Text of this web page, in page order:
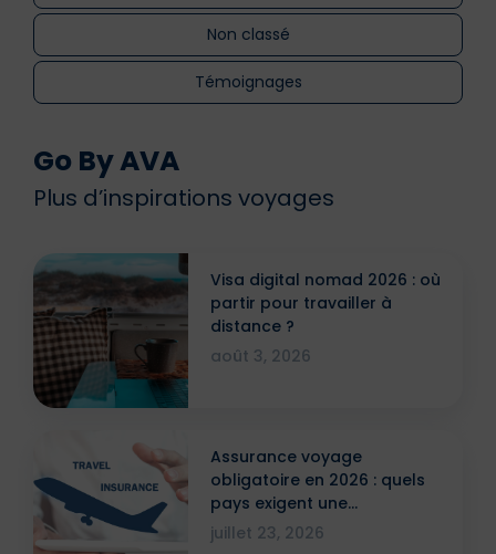
Non classé
Témoignages
Go By AVA
Plus d’inspirations voyages
Visa digital nomad 2026 : où
partir pour travailler à
distance ?
août 3, 2026
Assurance voyage
obligatoire en 2026 : quels
pays exigent une
attestation ?
juillet 23, 2026